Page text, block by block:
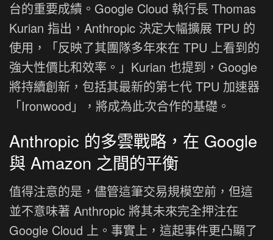
台的重要成績。Google Cloud 執行長 Thomas
Kurian 指出，Anthropic 決定大幅擴展 TPU 的
使用，「反映了其團隊多年來在 TPU 上看到的
強大性價比和效率。」Kurian 也提到，Google
將持續創新，包括其最新的第七代 TPU 加速器
「Ironwood」，將成為此次合作的基礎。
Anthropic 的多雲戰略，在 Google
與 Amazon 之間的平衡
值得注意的是，儘管這筆交易規模空前，但這
並不意味著 Anthropic 將其未來完全押注在
Google Cloud 上。事實上，這起事件更凸顯了